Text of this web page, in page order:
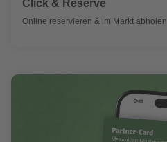
Click & Reserve
Online reservieren & im Markt abholen